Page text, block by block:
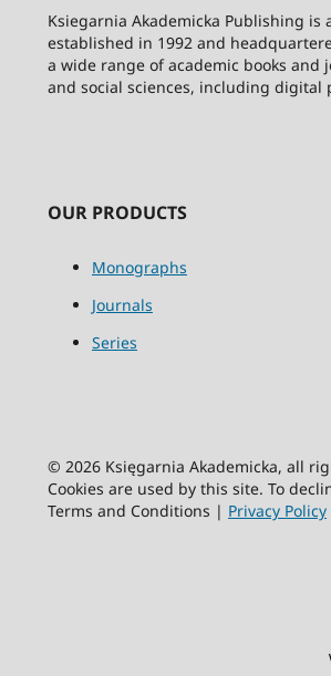
Ksiegarnia Akademicka Publishing
established in 1992 and
a wide range of academic books
and social sciences, including digital
OUR PRODUCTS
Monographs
Journals
Series
© 2026 Księgarnia Akademicka, all
Cookies are used by this site. To
Terms and Conditions | Privacy Policy